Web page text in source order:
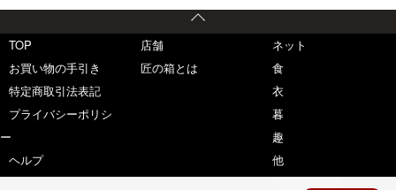
TOP
お買い物の手引き
特定商取引法表記
プライバシーポリシ
ー
ヘルプ
店舗
匠の箱とは
ネット
食
衣
暮
趣
他
生産者を推薦